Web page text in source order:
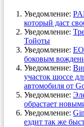
Уведомление:
который даст
Уведомление:
Тойоты
Уведомление:
боковым
Уведомление:
участок шоссе
автомобиля от
Уведомление:
обрастает
Уведомление:
ездит так же